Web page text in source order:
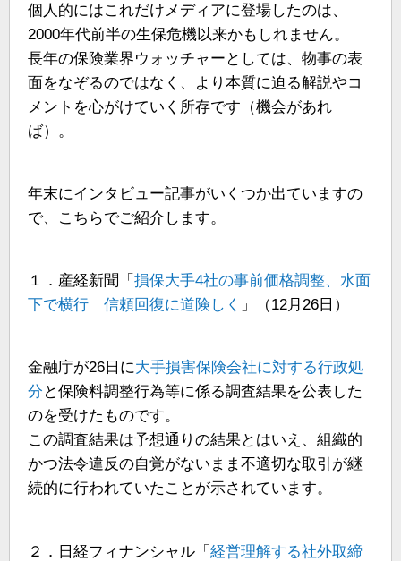
個人的にはこれだけメディアに登場したのは、
2000年代前半の生保危機以来かもしれません。
長年の保険業界ウォッチャーとしては、物事の表
面をなぞるのではなく、より本質に迫る解説やコ
メントを心がけていく所存です（機会があれ
ば）。
年末にインタビュー記事がいくつか出ていますの
で、こちらでご紹介します。
１．産経新聞「 損保大手4社の事前価格調整、水面
下で横行 信頼回復に道険しく
」（12月26日）
金融庁が26日に大手損害保険会社に対する行政処
分 と保険料調整行為等に係る調査結果を公表した
のを受けたものです。
この調査結果は予想通りの結果とはいえ、組織的
かつ法令違反の自覚がないまま不適切な取引が継
続的に行われていたことが示されています。
２．日経フィナンシャル「 経営理解する社外取締